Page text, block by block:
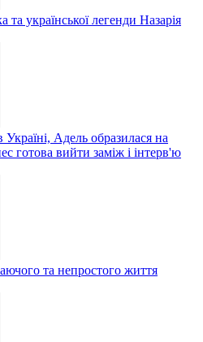
та української легенди Назарія
Адель образилася на
готова вийти заміж і інтерв'ю
та непростого життя